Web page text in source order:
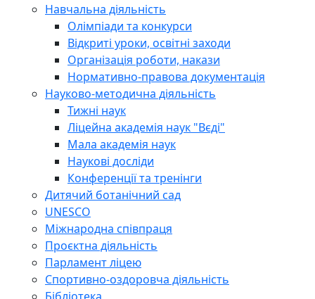
Навчальна діяльність
Олімпіади та конкурси
Відкриті уроки, освітні заходи
Організація роботи, накази
Нормативно-правова документація
Науково-методична діяльність
Тижні наук
Ліцейна академія наук "Вєді"
Мала академія наук
Наукові досліди
Конференції та тренінги
Дитячий ботанічний сад
UNESCO
Міжнародна співпраця
Проєктна діяльність
Парламент ліцею
Спортивно-оздоровча діяльність